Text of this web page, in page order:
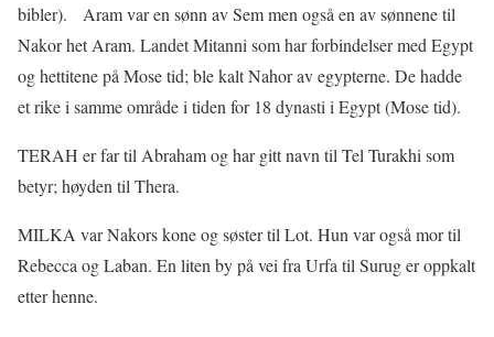
bibler). Aram var en sønn av Sem men også en av sønnene til
Nakor het Aram. Landet Mitanni som har forbindelser med Egypt
og hettitene på Mose tid; ble kalt Nahor av egypterne. De hadde
et rike i samme område i tiden for 18 dynasti i Egypt (Mose tid).
TERAH er far til Abraham og har gitt navn til Tel Turakhi som
betyr; høyden til Thera.
MILKA var Nakors kone og søster til Lot. Hun var også mor til
Rebecca og Laban. En liten by på vei fra Urfa til Surug er oppkalt
etter henne.